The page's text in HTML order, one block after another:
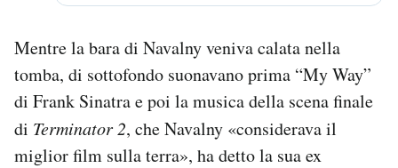
Mentre la bara di Navalny veniva calata nella
tomba, di sottofondo suonavano prima “My Way”
di Frank Sinatra e poi la musica della scena finale
di Terminator 2, che Navalny «considerava il
miglior film sulla terra», ha detto la sua ex